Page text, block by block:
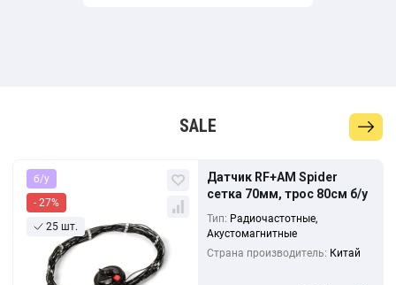
SALE
б/у
- 27%
25 шт.
Датчик RF+AM Spider
сетка 70мм, трос 80см б/у
Тип: Радиочастотные,
Акустомагнитные
Страна производитель: Китай
10+
187
136 ₽
1000+ -5%
3000+ -18%
136 ₽